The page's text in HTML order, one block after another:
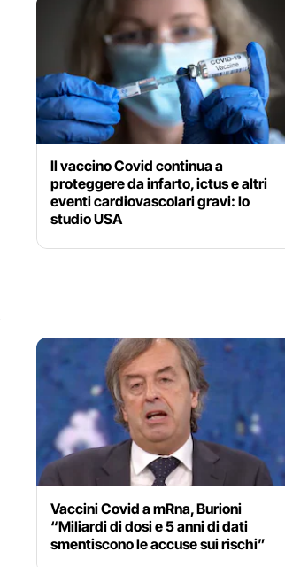
Il vaccino Covid continua a
proteggere da infarto, ictus e altri
eventi cardiovascolari gravi: lo
studio USA
Vaccini Covid a mRna, Burioni
“Miliardi di dosi e 5 anni di dati
smentiscono le accuse sui rischi”